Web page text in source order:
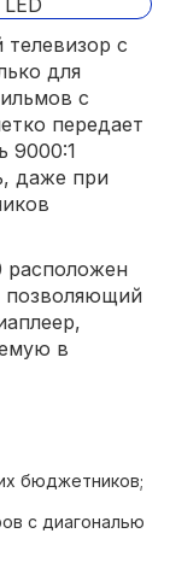
с
для
с
передает
9000:1
даже при
расположен
позволяющий
в
бюджетников;
с диагональю